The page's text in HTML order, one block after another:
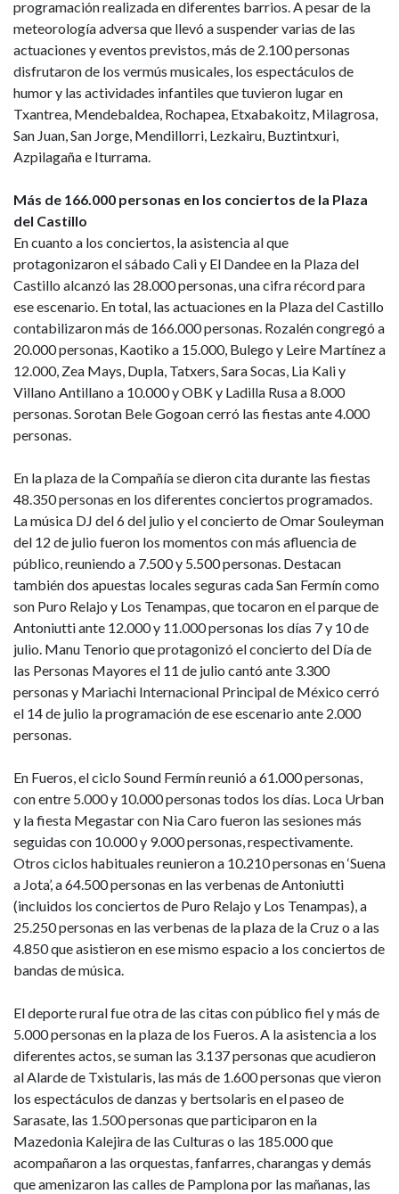
programación realizada en diferentes barrios. A pesar de la
meteorología adversa que llevó a suspender varias de las
actuaciones y eventos previstos, más de 2.100 personas
disfrutaron de los vermús musicales, los espectáculos de
humor y las actividades infantiles que tuvieron lugar en
Txantrea, Mendebaldea, Rochapea, Etxabakoitz, Milagrosa,
San Juan, San Jorge, Mendillorri, Lezkairu, Buztintxuri,
Azpilagaña e Iturrama.
Más de 166.000 personas en los conciertos de la Plaza
del Castillo
En cuanto a los conciertos, la asistencia al que
protagonizaron el sábado Cali y El Dandee en la Plaza del
Castillo alcanzó las 28.000 personas, una cifra récord para
ese escenario. En total, las actuaciones en la Plaza del Castillo
contabilizaron más de 166.000 personas. Rozalén congregó a
20.000 personas, Kaotiko a 15.000, Bulego y Leire Martínez a
12.000, Zea Mays, Dupla, Tatxers, Sara Socas, Lia Kali y
Villano Antillano a 10.000 y OBK y Ladilla Rusa a 8.000
personas. Sorotan Bele Gogoan cerró las fiestas ante 4.000
personas.
En la plaza de la Compañía se dieron cita durante las fiestas
48.350 personas en los diferentes conciertos programados.
La música DJ del 6 del julio y el concierto de Omar Souleyman
del 12 de julio fueron los momentos con más afluencia de
público, reuniendo a 7.500 y 5.500 personas. Destacan
también dos apuestas locales seguras cada San Fermín como
son Puro Relajo y Los Tenampas, que tocaron en el parque de
Antoniutti ante 12.000 y 11.000 personas los días 7 y 10 de
julio. Manu Tenorio que protagonizó el concierto del Día de
las Personas Mayores el 11 de julio cantó ante 3.300
personas y Mariachi Internacional Principal de México cerró
el 14 de julio la programación de ese escenario ante 2.000
personas.
En Fueros, el ciclo Sound Fermín reunió a 61.000 personas,
con entre 5.000 y 10.000 personas todos los días. Loca Urban
y la fiesta Megastar con Nia Caro fueron las sesiones más
seguidas con 10.000 y 9.000 personas, respectivamente.
Otros ciclos habituales reunieron a 10.210 personas en ‘Suena
a Jota’, a 64.500 personas en las verbenas de Antoniutti
(incluidos los conciertos de Puro Relajo y Los Tenampas), a
25.250 personas en las verbenas de la plaza de la Cruz o a las
4.850 que asistieron en ese mismo espacio a los conciertos de
bandas de música.
El deporte rural fue otra de las citas con público fiel y más de
5.000 personas en la plaza de los Fueros. A la asistencia a los
diferentes actos, se suman las 3.137 personas que acudieron
al Alarde de Txistularis, las más de 1.600 personas que vieron
los espectáculos de danzas y bertsolaris en el paseo de
Sarasate, las 1.500 personas que participaron en la
Mazedonia Kalejira de las Culturas o las 185.000 que
acompañaron a las orquestas, fanfarres, charangas y demás
que amenizaron las calles de Pamplona por las mañanas, las